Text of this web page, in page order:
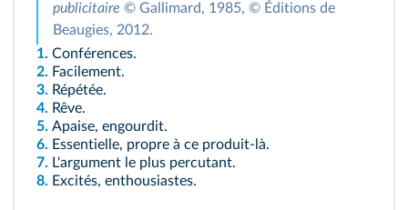
publicitaire © Gallimard, 1985, © Éditions de
Beaugies, 2012.
1. Conférences.
2. Facilement.
3. Répétée.
4. Rêve.
5. Apaise, engourdit.
6. Essentielle, propre à ce produit-là.
7. L'argument le plus percutant.
8. Excités, enthousiastes.